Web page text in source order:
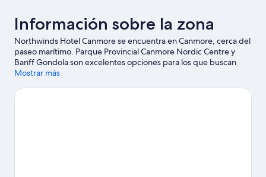
Información sobre la zona
Northwinds Hotel Canmore se encuentra en Canmore, cerca del
paseo marítimo. Parque Provincial Canmore Nordic Centre y
Banff Gondola son excelentes opciones para los que buscan
unas vacaciones activas, pero si prefieres sumergirte en la
que necesitas. ¿Te apetece disfrutar de un evento especial?
Mostrar más